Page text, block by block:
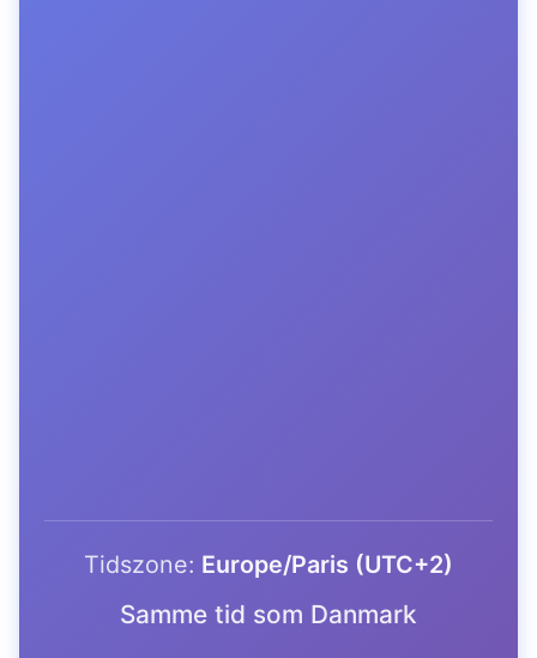
Tidszone: Europe/Paris (UTC+2)
Samme tid som Danmark